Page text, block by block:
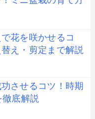
花を咲かせるコ
え・剪定まで解説
させるコツ！時期
徹底解説